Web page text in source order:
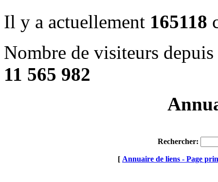
Il y a actuellement 165118
Nombre de visiteurs
11 565 982
Rechercher:
[ Annuaire de liens - Page